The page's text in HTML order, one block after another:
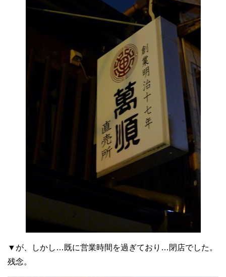
▼が、しかし…既に営業時間を過ぎており…閉店でした。
残念。